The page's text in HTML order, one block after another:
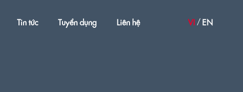
Tin tức Tuyển dụng Liên hệ VI EN